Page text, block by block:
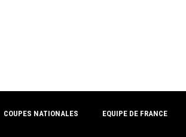
COUPES NATIONALES EQUIPE DE FRANCE